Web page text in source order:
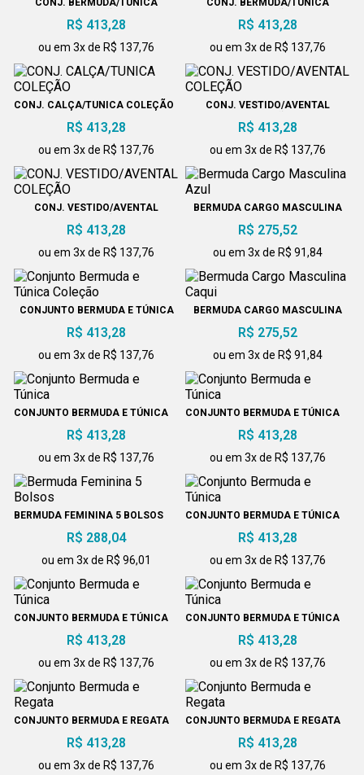
R$ 413,28
ou em 3x de R$ 137,76
R$ 413,28
ou em 3x de R$ 137,76
CONJ. CALÇA/TUNICA COLEÇÃO
R$ 413,28
ou em 3x de R$ 137,76
CONJ. VESTIDO/AVENTAL
R$ 413,28
ou em 3x de R$ 137,76
CONJ. VESTIDO/AVENTAL
R$ 413,28
ou em 3x de R$ 137,76
BERMUDA CARGO MASCULINA
R$ 275,52
ou em 3x de R$ 91,84
CONJUNTO BERMUDA E TÚNICA
R$ 413,28
ou em 3x de R$ 137,76
BERMUDA CARGO MASCULINA
R$ 275,52
ou em 3x de R$ 91,84
CONJUNTO BERMUDA E TÚNICA
R$ 413,28
ou em 3x de R$ 137,76
CONJUNTO BERMUDA E TÚNICA
R$ 413,28
ou em 3x de R$ 137,76
BERMUDA FEMININA 5 BOLSOS
R$ 288,04
ou em 3x de R$ 96,01
CONJUNTO BERMUDA E TÚNICA
R$ 413,28
ou em 3x de R$ 137,76
CONJUNTO BERMUDA E TÚNICA
R$ 413,28
ou em 3x de R$ 137,76
CONJUNTO BERMUDA E TÚNICA
R$ 413,28
ou em 3x de R$ 137,76
CONJUNTO BERMUDA E REGATA
R$ 413,28
ou em 3x de R$ 137,76
CONJUNTO BERMUDA E REGATA
R$ 413,28
ou em 3x de R$ 137,76